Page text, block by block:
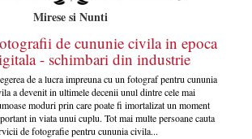
Mirese si Nunti
de cununie civila in epoca
- schimbari din industrie
de a lucra impreuna cu un fotograf pentru cununia
a devenit in ultimele decenii unul dintre cele mai
moduri prin care poate fi imortalizat un moment
in viata unui cuplu. Tot mai multe persoane cauta
de fotografie pentru cununia civila...